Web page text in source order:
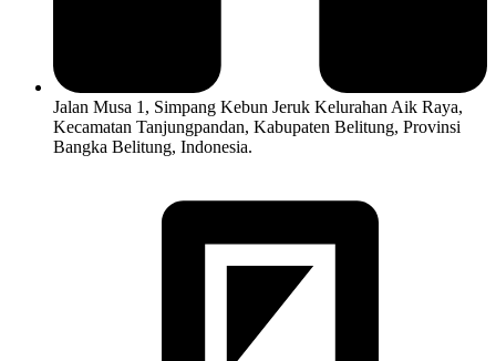
Jalan Musa 1, Simpang Kebun Jeruk Kelurahan Aik Raya,
Kecamatan Tanjungpandan, Kabupaten Belitung, Provinsi
Bangka Belitung, Indonesia.